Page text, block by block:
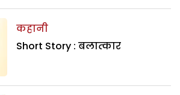
कहानी
Short Story : बलात्कार